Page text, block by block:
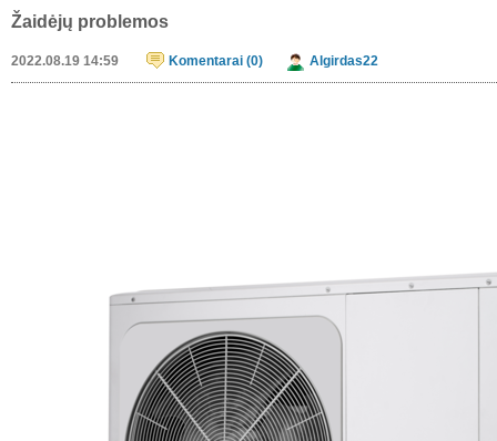
Žaidėjų problemos
2022.08.19 14:59 Komentarai (0) Algirdas22